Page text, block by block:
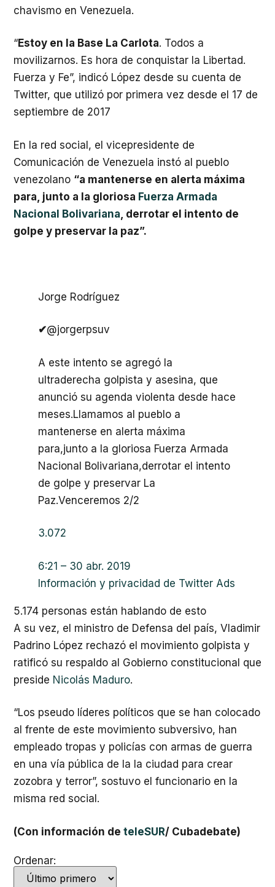
chavismo en Venezuela.
“Estoy en la Base La Carlota. Todos a
movilizarnos. Es hora de conquistar la Libertad.
Fuerza y Fe”, indicó López desde su cuenta de
Twitter, que utilizó por primera vez desde el 17 de
septiembre de 2017
En la red social, el vicepresidente de
Comunicación de Venezuela instó al pueblo
venezolano “a mantenerse en alerta máxima
para, junto a la gloriosa Fuerza Armada
Nacional Bolivariana , derrotar el intento de
golpe y preservar la paz”.
Jorge Rodríguez
✔@jorgerpsuv
A este intento se agregó la
ultraderecha golpista y asesina, que
anunció su agenda violenta desde hace
meses.Llamamos al pueblo a
mantenerse en alerta máxima
para,junto a la gloriosa Fuerza Armada
Nacional Bolivariana,derrotar el intento
de golpe y preservar La
Paz.Venceremos 2/2
3.072
6:21 – 30 abr. 2019
Información y privacidad de Twitter Ads
5.174 personas están hablando de esto
A su vez, el ministro de Defensa del país, Vladimir
Padrino López rechazó el movimiento golpista y
ratificó su respaldo al Gobierno constitucional que
preside Nicolás Maduro.
“Los pseudo líderes políticos que se han colocado
al frente de este movimiento subversivo, han
empleado tropas y policías con armas de guerra
en una vía pública de la la ciudad para crear
zozobra y terror”, sostuvo el funcionario en la
misma red social.
(Con información de teleSUR/ Cubadebate)
Ordenar: